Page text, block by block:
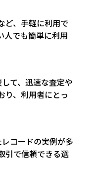
ど、手軽に利用で
人でも簡単に利用
て、迅速な査定や
り、利用者にとっ
コードの実例が多
引で信頼できる選